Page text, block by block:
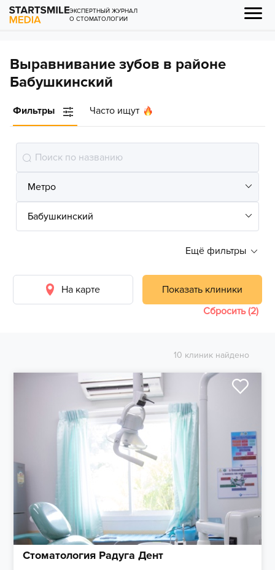
ЭКСПЕРТНЫЙ ЖУРНАЛ
О СТОМАТОЛОГИИ
Выравнивание зубов в районе
Бабушкинский
Фильтры Часто ищут
Ещё фильтры
На карте
Показать клиники
Сбросить (2)
10 клиник найдено
Стоматология Радуга Дент